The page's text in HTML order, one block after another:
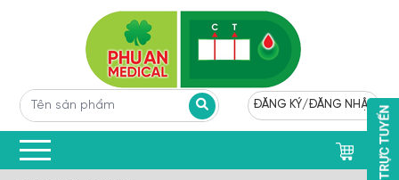
ĐĂNG KÝ/ĐĂNG NHẬP